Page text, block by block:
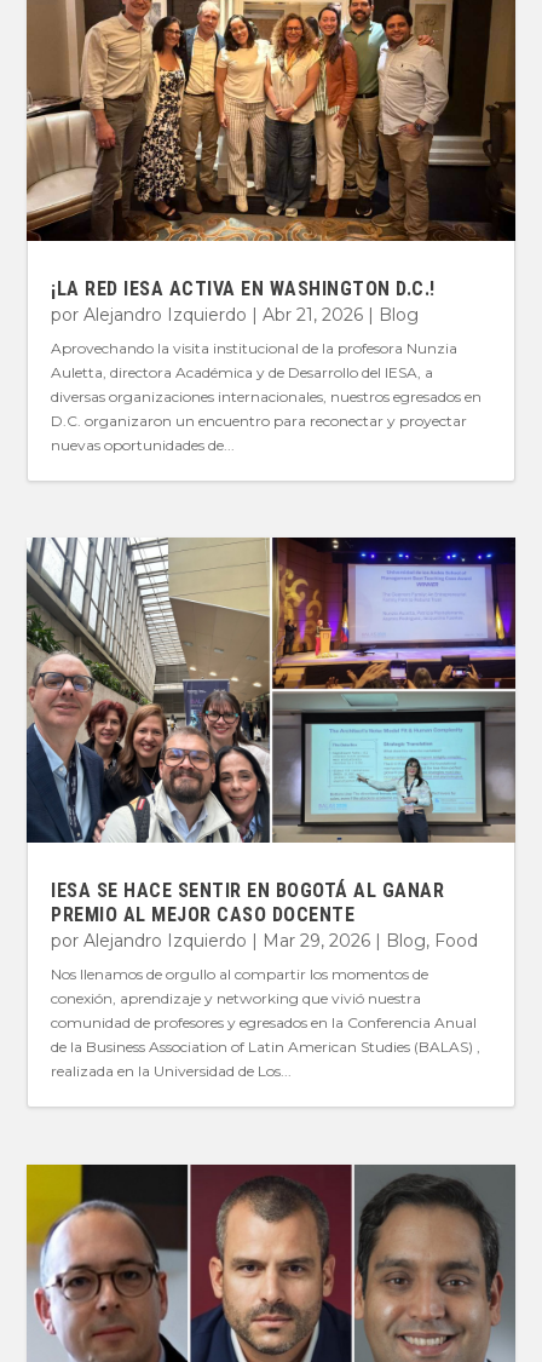
¡LA RED IESA ACTIVA EN WASHINGTON D.C.!
porAlejandro Izquierdo |Abr 21, 2026 | Blog
Aprovechando la visita institucional de la profesora Nunzia
Auletta, directora Académica y de Desarrollo del IESA, a
diversas organizaciones internacionales, nuestros egresados en
D.C. organizaron un encuentro para reconectar y proyectar
nuevas oportunidades de...
IESA SE HACE SENTIR EN BOGOTÁ AL GANAR
PREMIO AL MEJOR CASO DOCENTE
porAlejandro Izquierdo Mar 29, 2026 Blog, Food
Nos llenamos de orgullo al compartir los momentos de
conexión, aprendizaje y networking que vivió nuestra
comunidad de profesores y egresados en la Conferencia Anual
de la Business Association of Latin American Studies (BALAS) ,
realizada en la Universidad de Los...